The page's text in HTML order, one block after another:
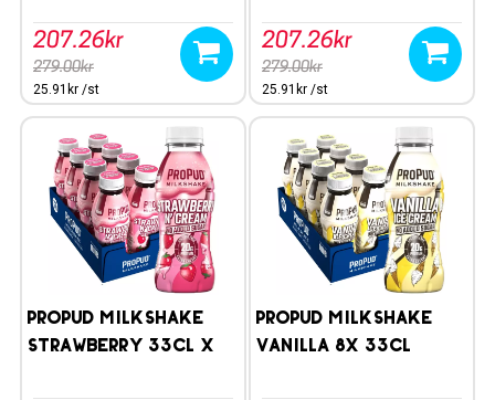
207.26kr
279.00kr
25.91kr /st
207.26kr
279.00kr
25.91kr /st
ProPud Milkshake
Strawberry 33cl x
ProPud Milkshake
Vanilla 8x 33cl